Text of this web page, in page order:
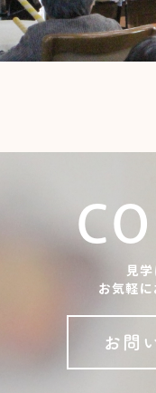
見
お気軽
お問